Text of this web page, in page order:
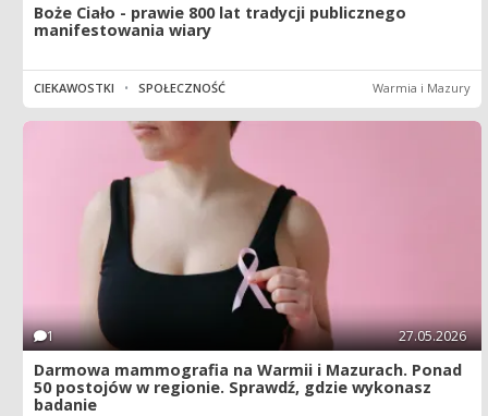
Boże Ciało - prawie 800 lat tradycji publicznego
manifestowania wiary
CIEKAWOSTKI • SPOŁECZNOŚĆ Warmia i Mazury
1 27.05.2026
Darmowa mammografia na Warmii i Mazurach. Ponad
50 postojów w regionie. Sprawdź, gdzie wykonasz
badanie